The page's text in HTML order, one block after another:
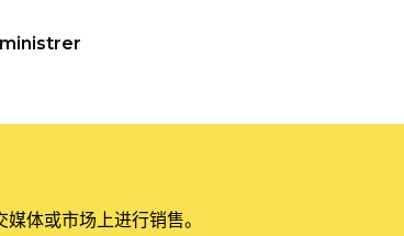
体或市场上进行销售。